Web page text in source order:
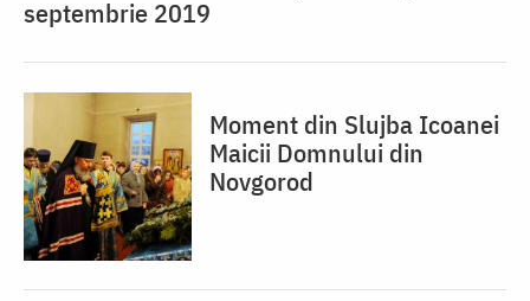
septembrie 2019
Moment din Slujba Icoanei
Maicii Domnului din
Novgorod